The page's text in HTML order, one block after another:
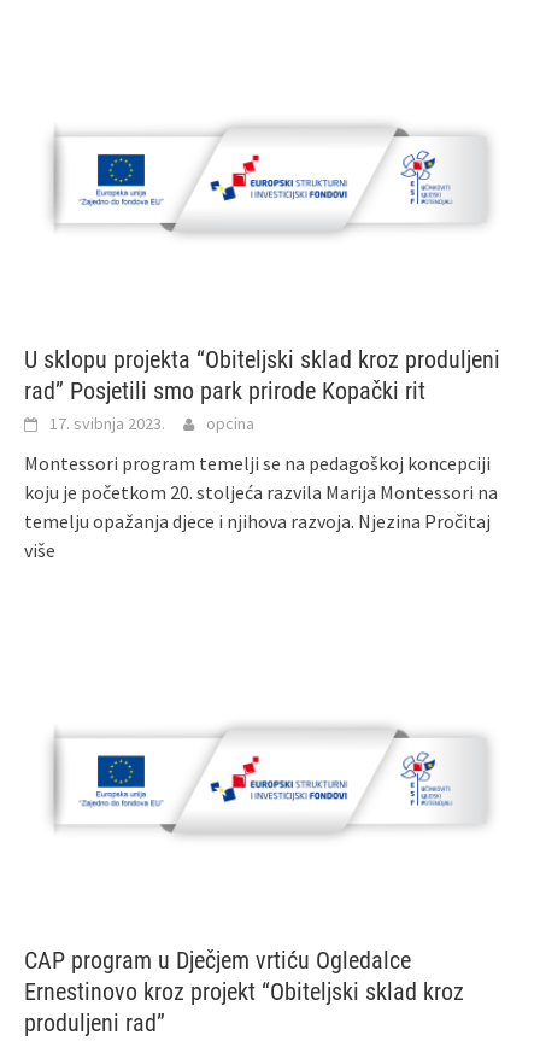
U sklopu projekta “Obiteljski sklad kroz produljeni
rad” Posjetili smo park prirode Kopački rit
17. svibnja 2023. opcina
Montessori program temelji se na pedagoškoj koncepciji
koju je početkom 20. stoljeća razvila Marija Montessori na
temelju opažanja djece i njihova razvoja. Njezina Pročitaj
više
CAP program u Dječjem vrtiću Ogledalce
Ernestinovo kroz projekt “Obiteljski sklad kroz
produljeni rad”